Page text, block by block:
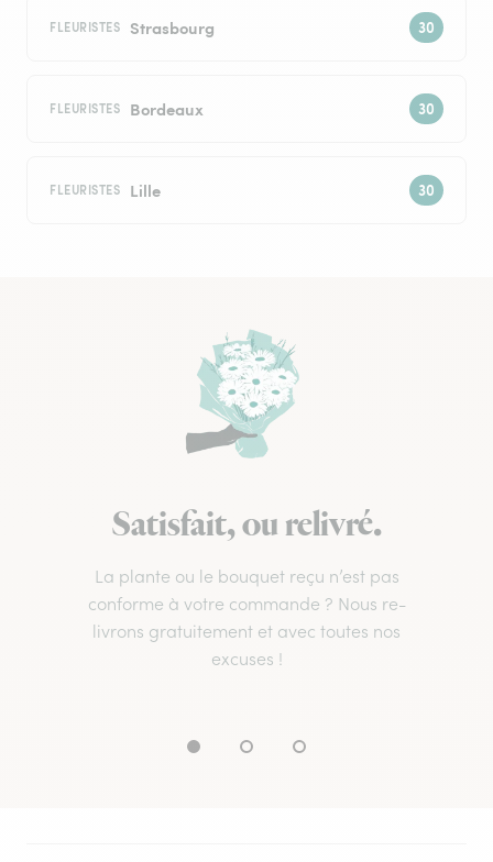
FLEURISTES Strasbourg
FLEURISTES Bordeaux
FLEURISTES Lille
Satisfait, ou relivré.
La plante ou le bouquet reçu n’est pas
conforme à votre commande ? Nous re-
livrons gratuitement et avec toutes nos
excuses !